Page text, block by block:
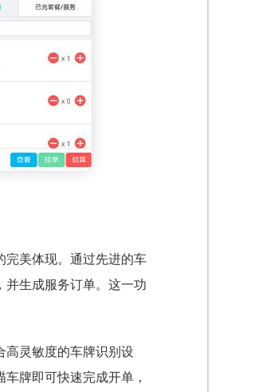
完美体现。通过先进的车
并生成服务订单。这一功
高灵敏度的车牌识别设
牌即可快速完成开单，